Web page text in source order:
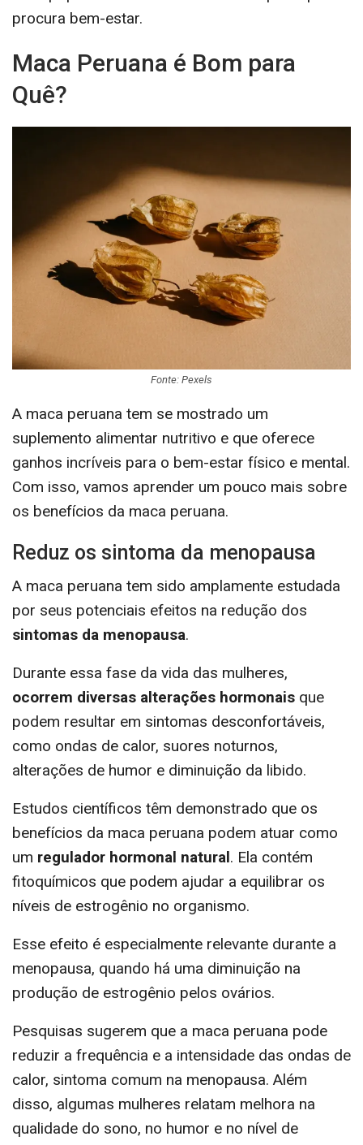
procura bem-estar.
Maca Peruana é Bom para
Quê?
Fonte: Pexels
A maca peruana tem se mostrado um
suplemento alimentar nutritivo e que oferece
ganhos incríveis para o bem-estar físico e mental.
Com isso, vamos aprender um pouco mais sobre
os benefícios da maca peruana.
Reduz os sintoma da menopausa
A maca peruana tem sido amplamente estudada
por seus potenciais efeitos na redução dos
sintomas da menopausa.
Durante essa fase da vida das mulheres,
ocorrem diversas alterações hormonais que
podem resultar em sintomas desconfortáveis,
como ondas de calor, suores noturnos,
alterações de humor e diminuição da libido.
Estudos científicos têm demonstrado que os
benefícios da maca peruana podem atuar como
um regulador hormonal natural. Ela contém
fitoquímicos que podem ajudar a equilibrar os
níveis de estrogênio no organismo.
Esse efeito é especialmente relevante durante a
menopausa, quando há uma diminuição na
produção de estrogênio pelos ovários.
Pesquisas sugerem que a maca peruana pode
reduzir a frequência e a intensidade das ondas de
calor, sintoma comum na menopausa. Além
disso, algumas mulheres relatam melhora na
qualidade do sono, no humor e no nível de